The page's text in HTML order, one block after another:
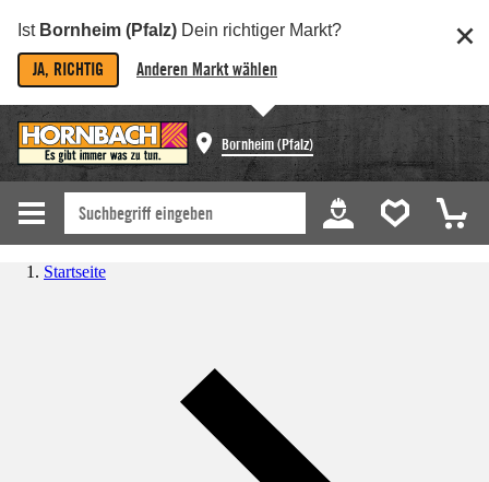
Ist Bornheim (Pfalz) Dein richtiger Markt?
JA, RICHTIG Anderen Markt wählen
Bornheim (Pfalz)
Startseite